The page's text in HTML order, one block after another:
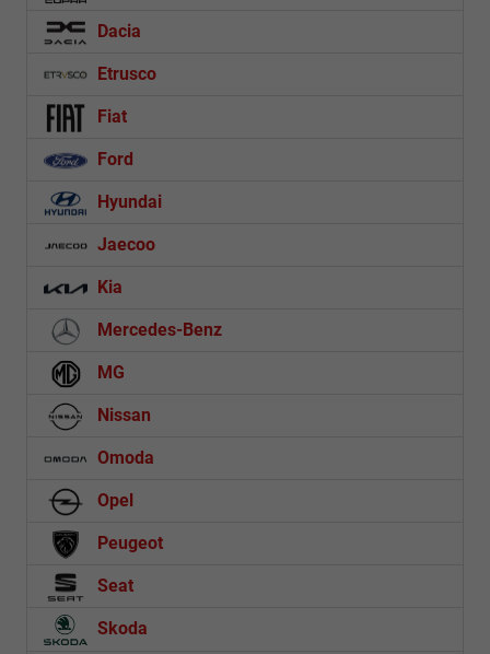
Dacia
Etrusco
Fiat
Ford
Hyundai
Jaecoo
Kia
Mercedes-Benz
MG
Nissan
Omoda
Opel
Peugeot
Seat
Skoda